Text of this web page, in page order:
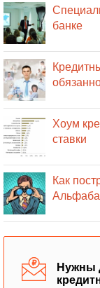
банке
Хоум
ставки
Как
Нужны